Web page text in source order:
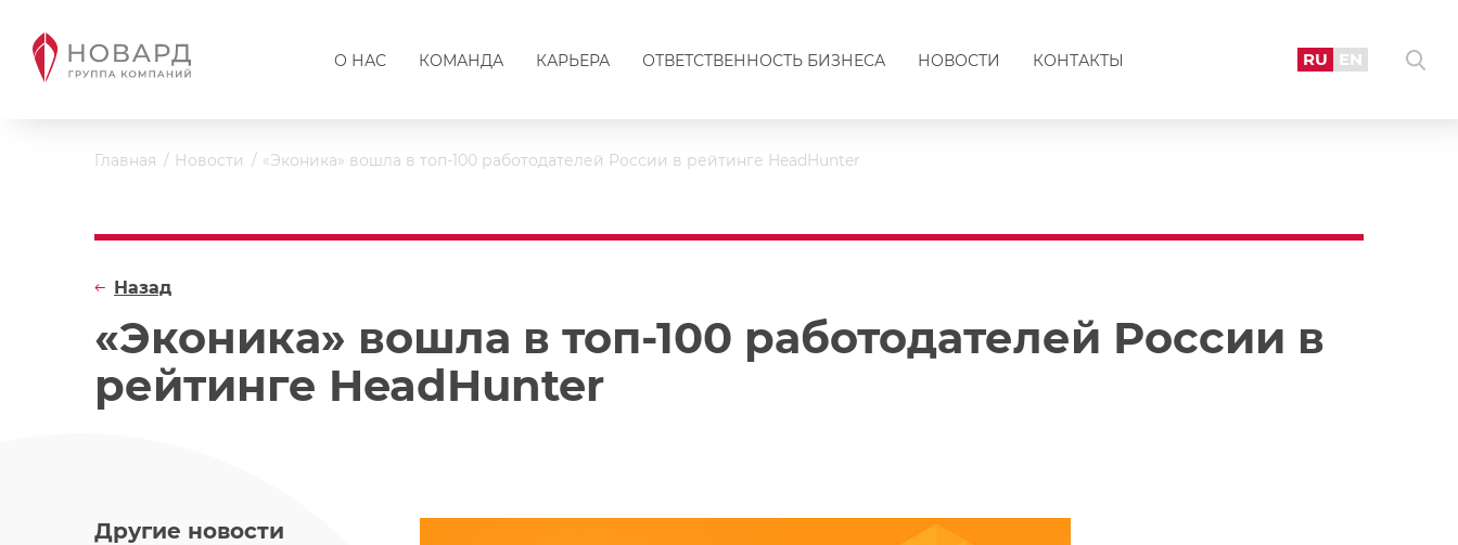
О НАС КОМАНДА КАРЬЕРА ОТВЕТСТВЕННОСТЬ БИЗНЕСА НОВОСТИ КОНТАКТЫ RU EN
Главная Новости «Эконика» вошла в топ-100 работодателей России в рейтинге HeadHunter
«Эконика» вошла в топ-100 работодателей России в
рейтинге HeadHunter
Назад
Другие новости